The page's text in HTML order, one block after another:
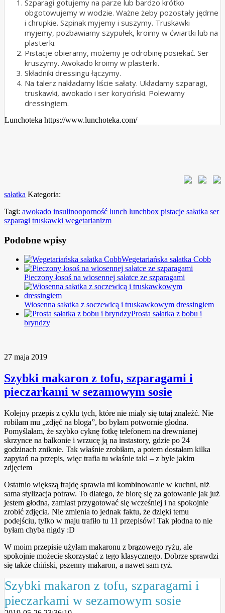
Szparagi gotujemy na parze lub bardzo krótko
obgotowujemy w wodzie. Ważne żeby pozostały jędrne
i chrupkie. Szpinak myjemy i suszymy. Truskawki
myjemy, pozbawiamy szypułek, kroimy w ćwiartki lub na
plasterki.
Pistacje obieramy, możemy je odrobinę posiekać. Ser
kruszymy. Awokado kroimy w plasterki.
Składniki dressingu łączymy.
Na talerz nakładamy liście sałaty. Układamy szparagi,
truskawki, awokado i ser koryciński. Polewamy
dressingiem.
Lunchoteka https://www.lunchoteka.com/
sałatka Kategoria:
Tagi: awokado insulinooporność lunch lunchbox pistacje sałatka ser
szparagi truskawki wegetarianizm
Podobne wpisy
Wegetariańska sałatka Cobb
Pieczony łosoś na wiosennej sałatce ze szparagami
Wiosenna sałatka z soczewicą i truskawkowym dressingiem
Prosta sałatka z bobu i
bryndzy
27 maja 2019
Szybki makaron z tofu, szparagami i
pieczarkami w sezamowym sosie
Kolejny przepis z cyklu tych, które nie miały się tutaj znaleźć. Nie
robiłam mu „zdjęć na bloga”, bo byłam potwornie głodna.
Pomyślałam, że szybko cyknę fotkę telefonem na drewnianej
skrzynce na balkonie i wrzucę ją na instastory, gdzie po 24
godzinach zniknie. Tak właśnie zrobiłam, a potem dostałam kilka
zapytań na przepis, więc trafia tu właśnie taki – z byle jakim
zdjęciem
Ostatnio większą frajdę sprawia mi kombinowanie w kuchni, niż
sama stylizacja potraw. To dlatego, że biorę się za gotowanie jak już
jestem głodna, zamiast przygotować się wcześniej i na spokojnie
zrobić zdjęcia. Nie zmienia to jednak faktu, że dzięki temu
podejściu, tylko w maju trafiło tu 11 przepisów! Tak płodna to nie
byłam chyba nigdy :D
W moim przepisie użyłam makaronu z brązowego ryżu, ale
spokojnie możecie skorzystać z tego klasycznego. Dobrze sprawdzi
się także chiński, pszenny makaron, a nawet sam ryż.
Szybki makaron z tofu, szparagami i
pieczarkami w sezamowym sosie